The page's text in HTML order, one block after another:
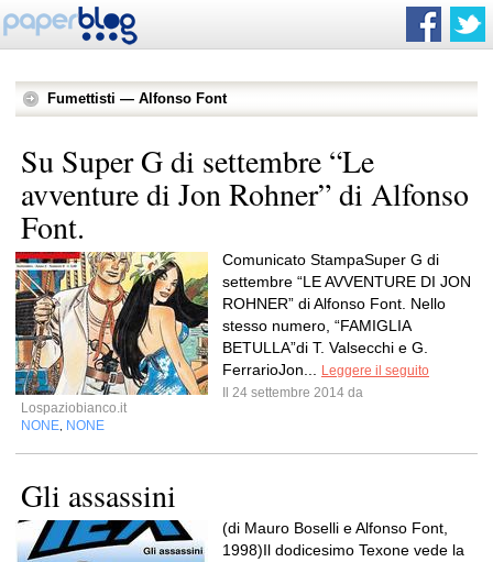
Fumettisti — Alfonso Font
Su Super G di settembre “Le
avventure di Jon Rohner” di Alfonso
Font.
Comunicato StampaSuper G di
settembre “LE AVVENTURE DI JON
ROHNER” di Alfonso Font. Nello
stesso numero, “FAMIGLIA
BETULLA”di T. Valsecchi e G.
FerrarioJon...
Leggere il seguito
Il 24 settembre 2014 da
Lospaziobianco.it
NONE NONE
Gli assassini
(di Mauro Boselli e Alfonso Font,
1998)Il dodicesimo Texone vede la